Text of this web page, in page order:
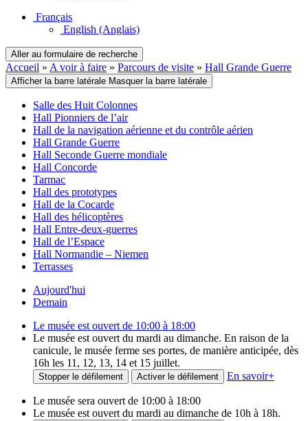
Français
English (Anglais)
Aller au formulaire de recherche
Accueil » A voir à faire » Parcours de visite » Hall Grande Guerre
Afficher la barre latérale Masquer la barre latérale
Salle des Huit Colonnes
Hall Pionniers de l’air
Hall de la navigation aérienne et du contrôle aérien
Hall Grande Guerre
Hall Seconde Guerre mondiale
Hall Concorde
Tarmac
Hall des prototypes
Hall de la Cocarde
Hall des hélicoptères
Hall Entre-deux-guerres
Hall de l’Espace
Hall Normandie – Niemen
Terrasses
Aujourd'hui
Demain
Le musée est ouvert de 10:00 à 18:00
Le musée est ouvert du mardi au dimanche. En raison de la
canicule, le musée ferme ses portes, de manière anticipée, dès
16h les 11, 12, 13, 14 et 15 juillet.
Stopper le défilement Activer le défilement En savoir+
Le musée sera ouvert de 10:00 à 18:00
Le musée est ouvert du mardi au dimanche de 10h à 18h.